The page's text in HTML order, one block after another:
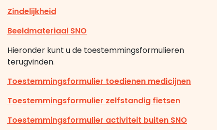
Zindelijkheid
Beeldmateriaal SNO
Hieronder kunt u de toestemmingsformulieren
terugvinden.
Toestemmingsformulier toedienen medicijnen
Toestemmingsformulier zelfstandig fietsen
Toestemmingsformulier activiteit buiten SNO